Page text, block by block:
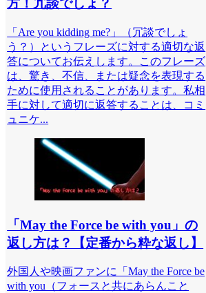
方！冗談でしょ？
「Are you kidding me?」（冗談でしょ
う？）というフレーズに対する適切な返
答についてお伝えします。このフレーズ
は、驚き、不信、または疑念を表現する
ために使用されることがあります。私相
手に対して適切に返答することは、コミ
ュニケ...
「May the Force be with you」の
返し方は？【定番から粋な返し】
外国人や映画ファンに「May the Force be
with you（フォースと共にあらんこと